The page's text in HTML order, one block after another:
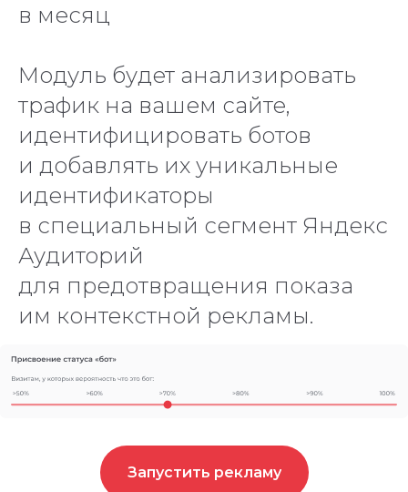
в месяц
Модуль будет анализировать
трафик на вашем сайте,
идентифицировать ботов
и добавлять их уникальные
идентификаторы
в специальный сегмент Яндекс
Аудиторий
для предотвращения показа
им контекстной рекламы.
Запустить рекламу